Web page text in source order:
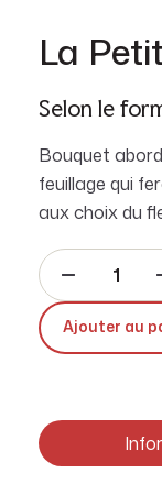
La
Selon le
Bouquet
feuillage qui
aux choix du
Ajouter au